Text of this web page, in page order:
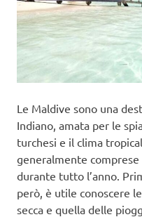
Le Maldive sono una
Indiano, amata per le
turchesi e il clima
generalmente
durante tutto l’anno.
però, è utile conoscere
secca e quella delle